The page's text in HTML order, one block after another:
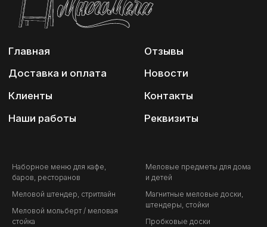
Наборное меню для кафе,
баров, ресторанов
Меловой штендер, стритлайн
Меловой мольберт / меловая
стойка
Меловые предметы для дома
и детей
Магнитные меловые доски,
штендеры, стойки
Пробковые доски